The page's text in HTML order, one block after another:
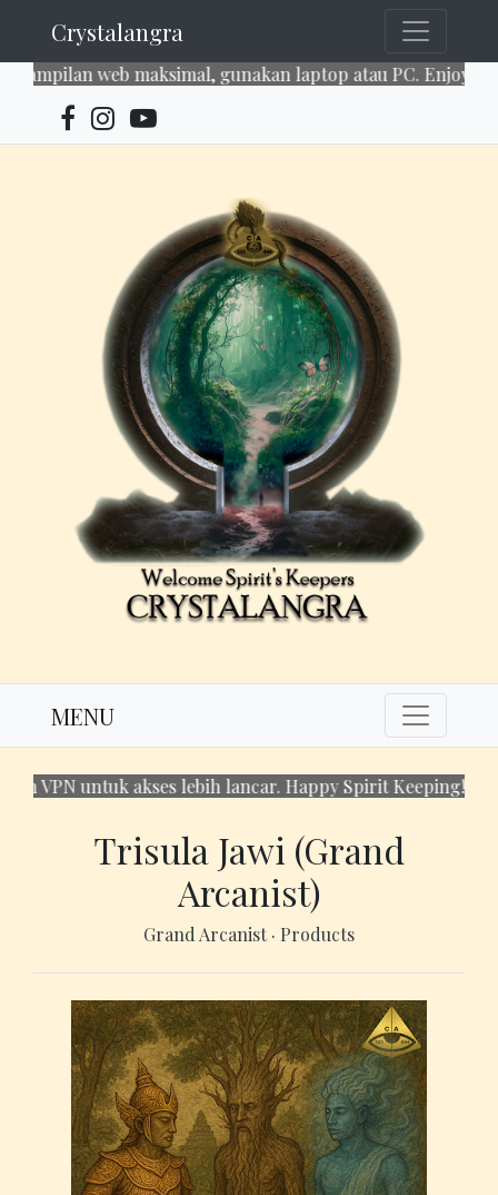
Crystalangra
web maksimal, gunakan laptop atau PC. Enjoy our
MENU
untuk akses lebih lancar. Happy Spirit Keeping!
Trisula Jawi (Grand
Arcanist)
Grand Arcanist · Products